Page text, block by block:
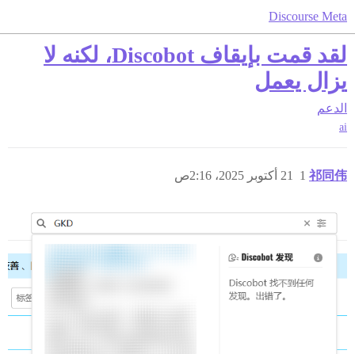
Discourse Meta
لقد قمت بإيقاف Discobot، لكنه لا
يزال يعمل
الدعم
ai
祁同伟 21 أكتوبر 2025، 2:16ص 1